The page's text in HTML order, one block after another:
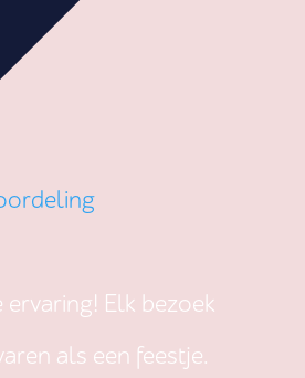
ervaring! Elk bezoek
als een feestje.